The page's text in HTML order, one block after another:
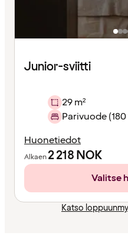
Junior-sviitti
29 m²
Parivuode
Huonetiedot
Alkaen2 218NOK
Valitse
Katso